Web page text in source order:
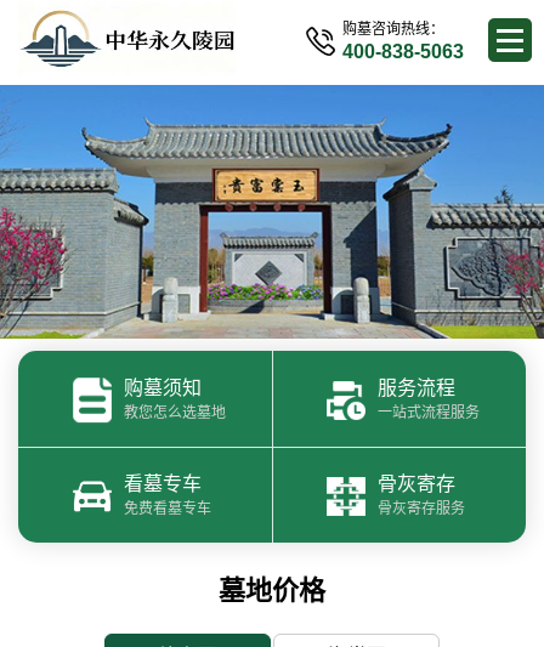
购墓咨询热线：
400-838-5063
购墓须知
教您怎么选墓地
服务流程
一站式流程服务
看墓专车
免费看墓专车
骨灰寄存
骨灰寄存服务
墓地价格